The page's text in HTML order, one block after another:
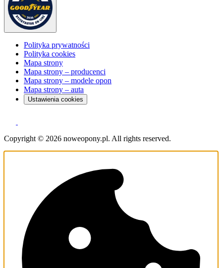
Polityka prywatności
Polityka cookies
Mapa strony
Mapa strony – producenci
Mapa strony – modele opon
Mapa strony – auta
Ustawienia cookies
Copyright © 2026 noweopony.pl. All rights reserved.